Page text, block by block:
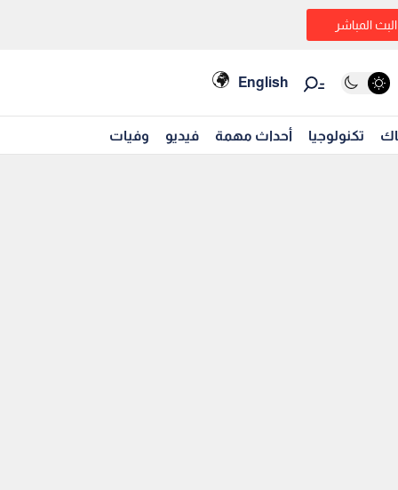
البث المباشر
English
تكنولوجيا أحداث مهمة فيديو وفيات